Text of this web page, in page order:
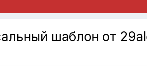
шаблон от